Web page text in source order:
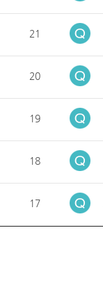
21
20
19
18
17